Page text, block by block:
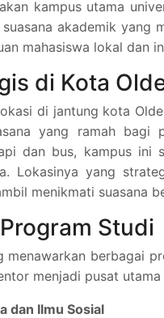
kampus utama
akademik yang
mahasiswa lokal dan
di Kota
di jantung kota
yang ramah bagi
dan bus, kampus ini
Lokasinya yang
menikmati suasana
Studi
menawarkan berbagai
menjadi pusat
dan Ilmu Sosial